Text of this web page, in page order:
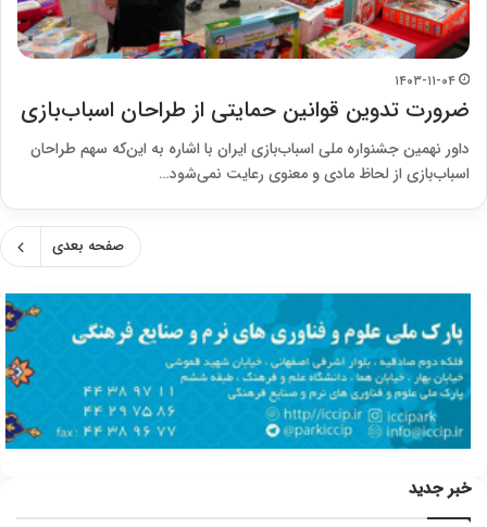
۱۴۰۳-۱۱-۰۴
ضرورت تدوین قوانین حمایتی از طراحان اسباب‌بازی
داور نهمین جشنواره ملی اسباب‌بازی ایران با اشاره به این‌که سهم طراحان
اسباب‌بازی از لحاظ مادی و معنوی رعایت نمی‌شود…
صفحه بعدی
خبر جدید